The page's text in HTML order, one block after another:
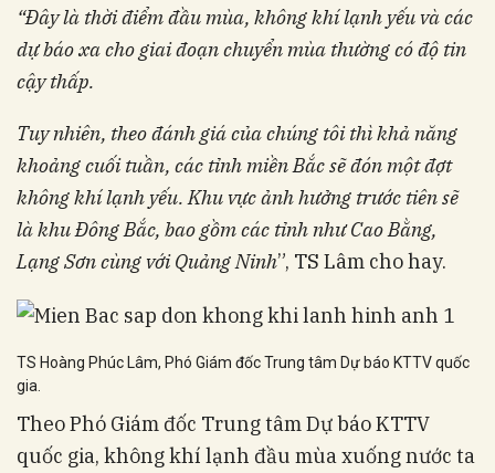
“Đây là thời điểm đầu mùa, không khí lạnh yếu và các
dự báo xa cho giai đoạn chuyển mùa thường có độ tin
cậy thấp.
Tuy nhiên, theo đánh giá của chúng tôi thì khả năng
khoảng cuối tuần, các tỉnh miền Bắc sẽ đón một đợt
không khí lạnh yếu. Khu vực ảnh hưởng trước tiên sẽ
là khu Đông Bắc, bao gồm các tỉnh như Cao Bằng,
Lạng Sơn cùng với Quảng Ninh”, TS Lâm cho hay.
TS Hoàng Phúc Lâm, Phó Giám đốc Trung tâm Dự báo KTTV quốc
gia.
Theo Phó Giám đốc Trung tâm Dự báo KTTV
quốc gia, không khí lạnh đầu mùa xuống nước ta